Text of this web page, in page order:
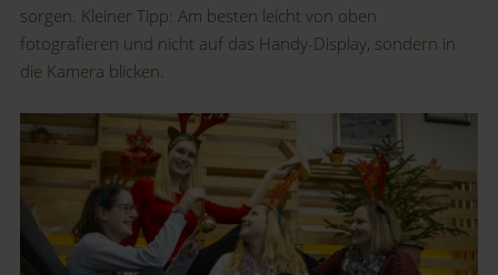
sorgen. Kleiner Tipp: Am besten leicht von oben
fotografieren und nicht auf das Handy-Display, sondern in
die Kamera blicken.